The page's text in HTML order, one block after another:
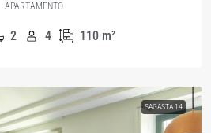
APARTAMENTO
2 4 110 m²
SAGASTA 14